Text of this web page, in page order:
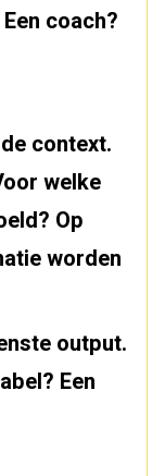
coach?
context.
welke
Op
worden
output.
Een